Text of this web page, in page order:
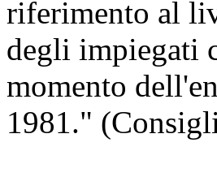
riferimento al
degli impiegati
momento
1981."